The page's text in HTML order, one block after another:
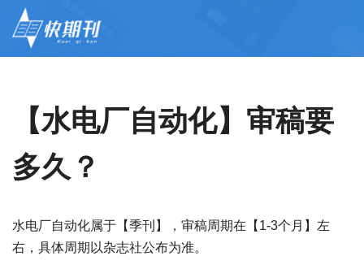
【水电厂自动化】审稿要
多久？
水电厂自动化属于【季刊】，审稿周期在【1-3个月】左
右，具体周期以杂志社公布为准。